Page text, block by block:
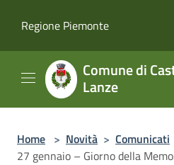
Regione Piemonte
Comune di
Lanze
Home > Novità > Comunicati
27 gennaio – Giorno della